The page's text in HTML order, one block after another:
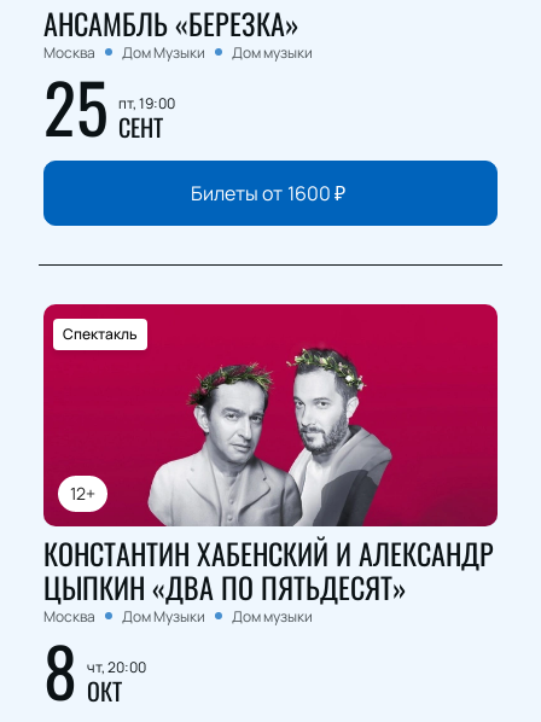
АНСАМБЛЬ «БЕРЕЗКА»
Москва Дом Музыки Дом музыки
25 пт, 19:00
СЕНТ
Билеты от 1600₽
12+
Спектакль
КОНСТАНТИН ХАБЕНСКИЙ И АЛЕКСАНДР
ЦЫПКИН «ДВА ПО ПЯТЬДЕСЯТ»
Москва Дом Музыки Дом музыки
8 чт, 20:00
ОКТ